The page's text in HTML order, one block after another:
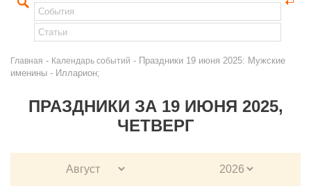
Главная - Календарь событий - Праздники 19 июня 2025: Мужские
именины - Илларион;
ПРАЗДНИКИ ЗА 19 ИЮНЯ 2025,
ЧЕТВЕРГ